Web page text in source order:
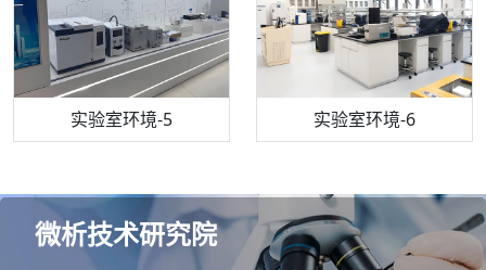
实验室环境-5 实验室环境-6
机构质检技术员-5 机构质检技术员-6
气相色谱仪 万能力学试验仪
微析技术研究院